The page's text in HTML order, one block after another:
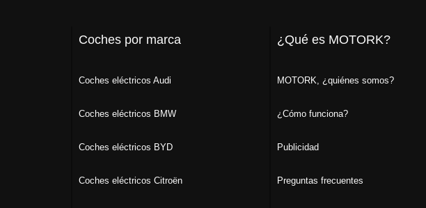
Coches por marca
Coches eléctricos Audi
Coches eléctricos BMW
Coches eléctricos BYD
Coches eléctricos Citroën
¿Qué es MOTORK?
MOTORK, ¿quiénes somos?
¿Cómo funciona?
Publicidad
Preguntas frecuentes